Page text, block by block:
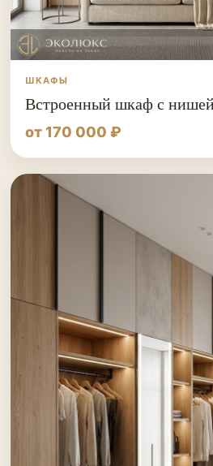
ШКАФЫ
Встроенный шкаф с
от 170 000 ₽